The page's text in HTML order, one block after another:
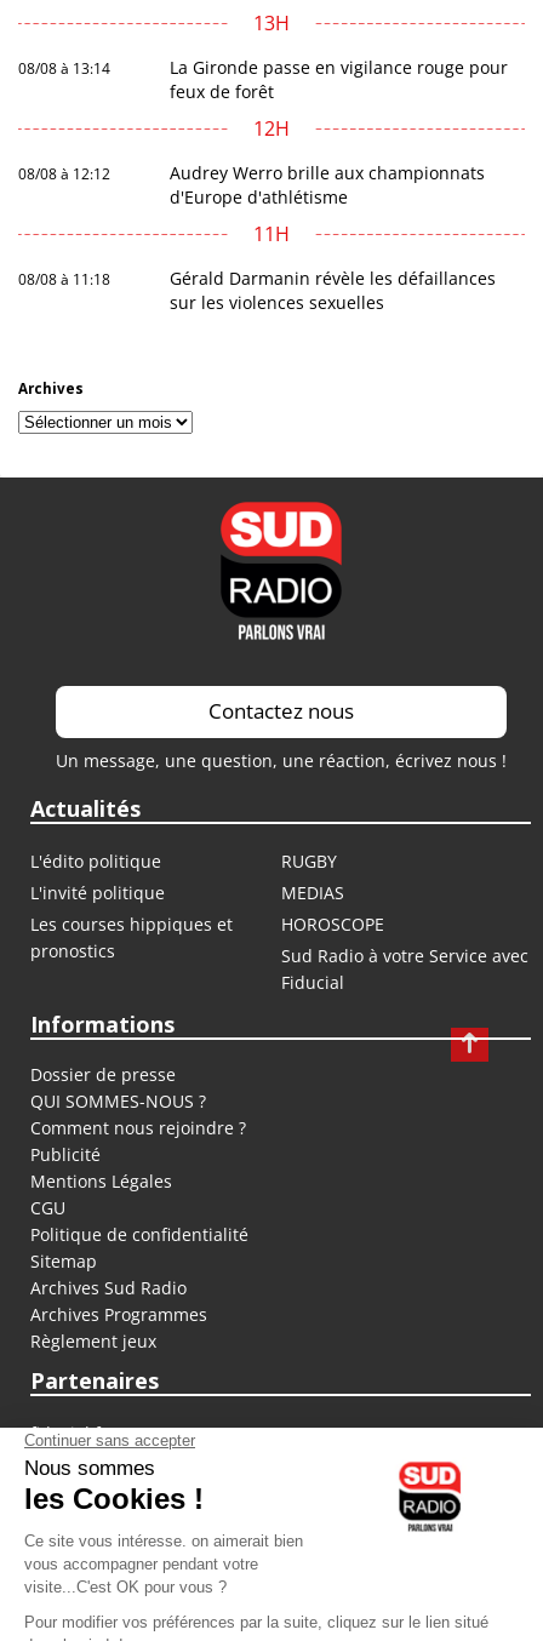
13H
08/08 à 13:14
La Gironde passe en vigilance rouge pour
feux de forêt
12H
08/08 à 12:12
Audrey Werro brille aux championnats
d'Europe d'athlétisme
11H
08/08 à 11:18
Gérald Darmanin révèle les défaillances
sur les violences sexuelles
Archives
Archives
Contactez nous
Un message, une question, une réaction, écrivez nous !
Actualités
L'édito politique
RUGBY
L'invité politique
MEDIAS
Les courses hippiques et
pronostics
HOROSCOPE
Sud Radio à votre Service avec
Fiducial
Informations
Dossier de presse
QUI SOMMES-NOUS ?
Comment nous rejoindre ?
Publicité
Mentions Légales
CGU
Politique de confidentialité
Sitemap
Archives Sud Radio
Archives Programmes
Règlement jeux
Partenaires
fiducial.fr
lyoncapitale.fr
olympique-et-lyonnais.com
L'application Iphone / Android
Téléchargez l'application